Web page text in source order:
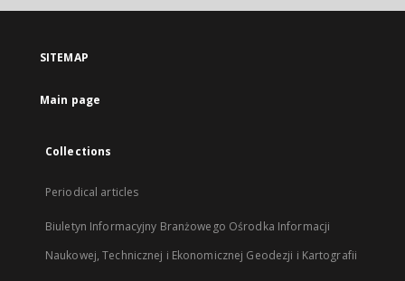
open
new
SITEMAP
Main page
Collections
Periodical articles
Biuletyn Informacyjny Branżowego Ośrodka Informacji
Naukowej, Technicznej i Ekonomicznej Geodezji i Kartografii